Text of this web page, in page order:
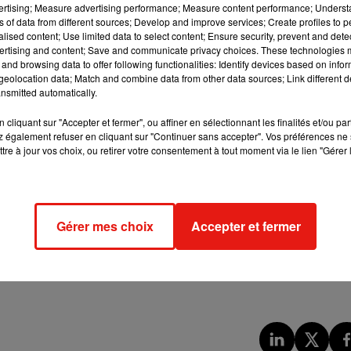
à plusieurs personnes avant d’arriver là où nous le verrons le
trouver au château d’Artigny (Indre-et-Loire) le dimanche 26
pour ce modèle MP3 125 cm ³ gris de la marque Piaggio.
mais son caractère de « monture du scandale » lui offre
de « véhicule de légende, tant il raconte aux Françaises et
tiraillée entre sa volonté de puissance et le constat de son
d’une bouteille centenaire de la Romanée Conti (sachant que
à 5000 euros, on vous laisse imaginer combien devra
va pas vider son portefeuille et qu’il aura toujours de quoi
Measure advertising performance; Measure content performance;
of data from different sources; Develop and improve services; Create profiles to
content; Use limited data to select content; Ensure security, prevent and
and content; Save and communicate privacy choices. These technologies
browsing data to offer following functionalities: Identify devices based on
data; Match and combine data from other data sources; Link different
automatically.
cliquant sur "Accepter et fermer", ou affiner en sélectionnant les finalités et/ou
également refuser en cliquant sur "Continuer sans accepter". Vos préférences
à jour vos choix, ou retirer votre consentement à tout moment via le lien
Gérer mes choix Accepter et fermer